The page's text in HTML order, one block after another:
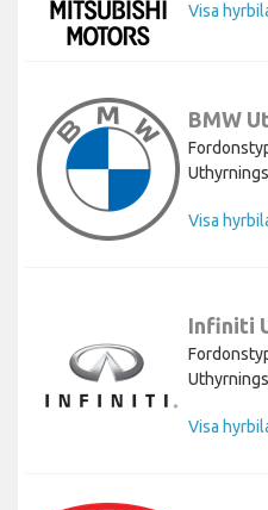
Visa
BMW
Visa
Infiniti
Visa